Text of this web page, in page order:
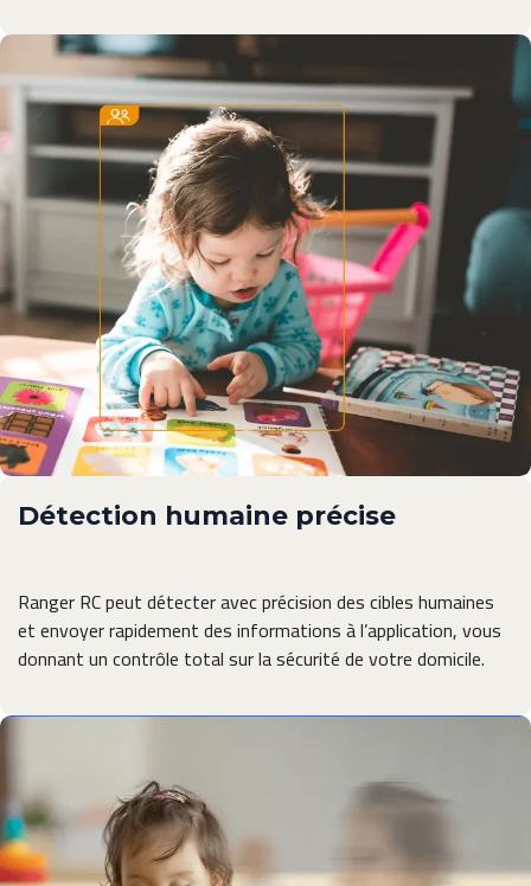
Détection humaine précise
Ranger RC peut détecter avec précision des cibles humaines
et envoyer rapidement des informations à l’application, vous
donnant un contrôle total sur la sécurité de votre domicile.